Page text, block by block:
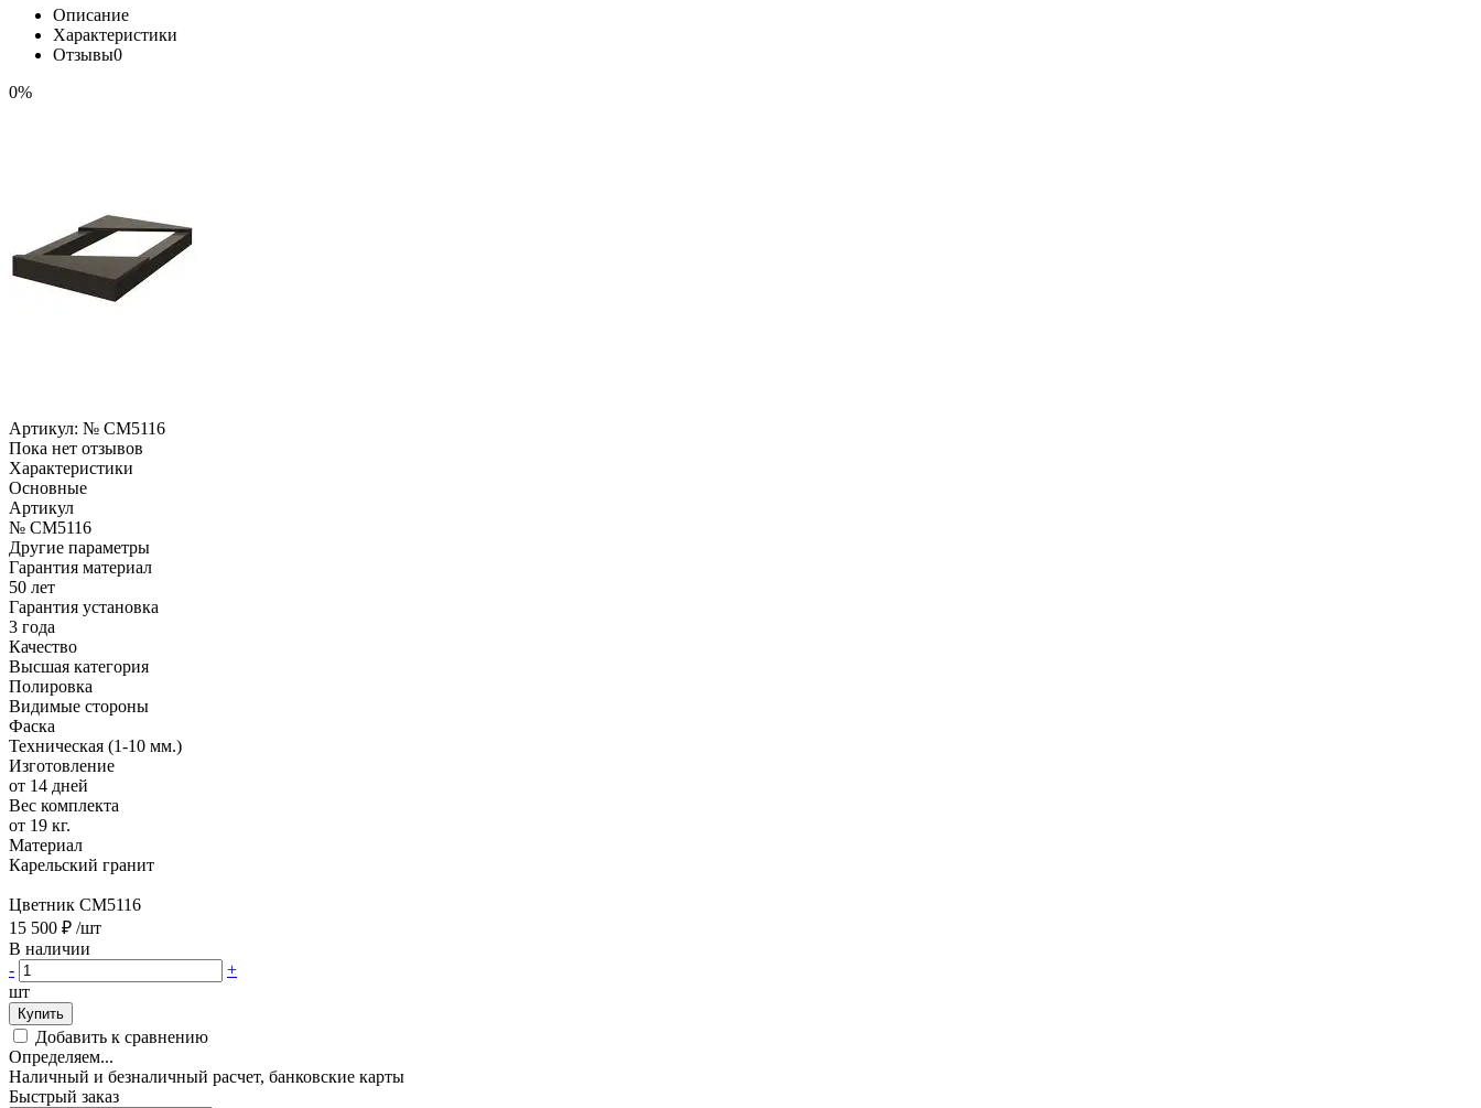
Описание
Характеристики
Отзывы0
0%
Артикул: № CM5116
Пока нет отзывов
Характеристики
Основные
Артикул
№ CM5116
Другие параметры
Гарантия материал
50 лет
Гарантия установка
3 года
Качество
Высшая категория
Полировка
Видимые стороны
Фаска
Техническая (1-10 мм.)
Изготовление
от 14 дней
Вес комплекта
от 19 кг.
Материал
Карельский гранит
Цветник CM5116
15 500 ₽ /шт
В наличии
-
+
шт
Купить
Добавить к сравнению
Определяем...
Наличный и безналичный расчет, банковские карты
Быстрый заказ